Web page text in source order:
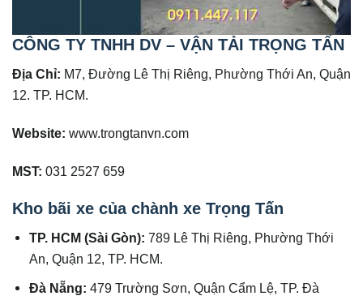
CÔNG TY TNHH DV – VẬN TẢI TRỌNG TẤN
Địa Chỉ: M7, Đường Lê Thị Riêng, Phường Thới An, Quận
12. TP. HCM.
Website: www.trongtanvn.com
MST: 031 2527 659
Kho bãi xe của chành xe Trọng Tấn
TP. HCM (Sài Gòn): 789 Lê Thị Riêng, Phường Thới
An, Quận 12, TP. HCM.
Đà Nẵng:479 Trường Sơn, Quận Cẩm Lệ, TP. Đà